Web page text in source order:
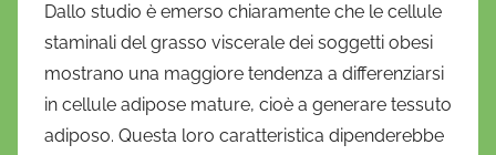
Dallo studio è emerso chiaramente che le cellule
staminali del grasso viscerale dei soggetti obesi
mostrano una maggiore tendenza a differenziarsi
in cellule adipose mature, cioè a generare tessuto
adiposo. Questa loro caratteristica dipenderebbe